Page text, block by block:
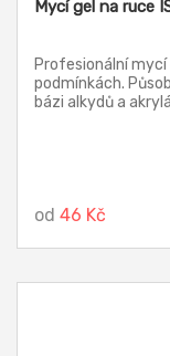
Mycí gel na ruce
Profesionální
podmínkách.
bázi alkydů a
od 46 Kč